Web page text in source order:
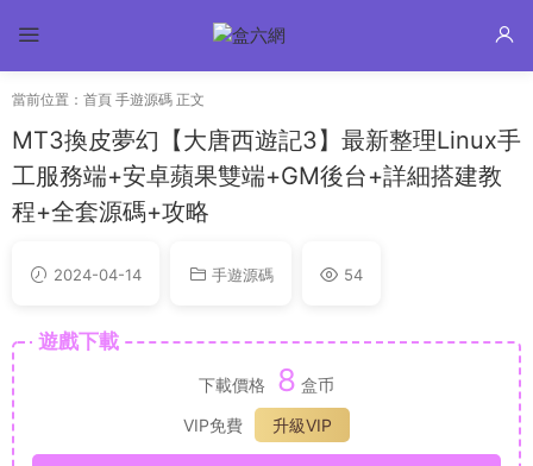
當前位置： 首頁 手遊源碼 正文
MT3換皮夢幻【大唐西遊記3】最新整理Linux手
工服務端+安卓蘋果雙端+GM後台+詳細搭建教
程+全套源碼+攻略
2024-04-14 手遊源碼 54
遊戲下載
下載價格 8 盒币
VIP免費
升級VIP